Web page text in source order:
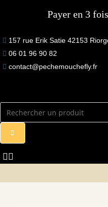
Payer en 3
157 rue Erik Satie 42153
06 01 96 90 82
contact@pechemouchefly.fr